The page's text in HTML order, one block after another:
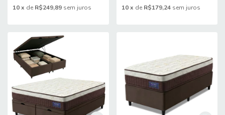
10x de R$249,89 sem juros 10 x de R$179,24 sem juros